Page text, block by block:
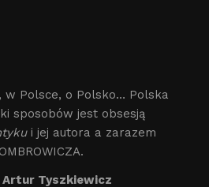
w Polsce, o Polsko… Polska
sposobów jest obsesją
i jej autora a zarazem
Artur Tyszkiewicz